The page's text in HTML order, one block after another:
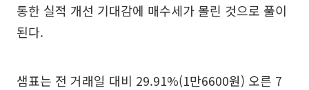
통한 실적 개선 기대감에 매수세가 몰린 것으로 풀이
된다.
샘표는 전 거래일 대비 29.91%(1만6600원) 오른 7